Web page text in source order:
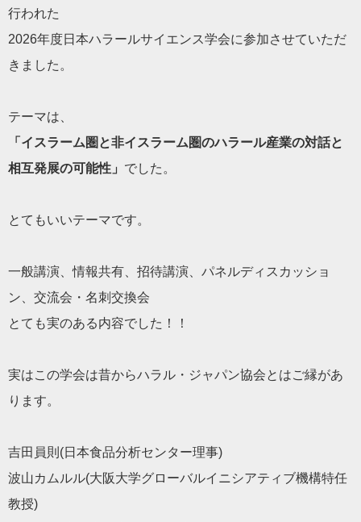
行われた
2026年度日本ハラールサイエンス学会に参加させていただ
きま した。
テーマは、
「イスラーム圏と非イスラーム圏のハラール産業の対話と
相互発展の可能性」 でした。
とてもいいテーマです。
一般講演、情報共有、招待講演、パネルディスカッショ
ン、交流会 ・名刺交換会
とても実のある内容でした！！
実はこの学会は昔からハラル・ジャパン協会とはご縁があ
ります。
吉田員則(日本食品分析センター理事)
波山カムルル(大阪大学グローバルイニシアティブ機構特任
教授)